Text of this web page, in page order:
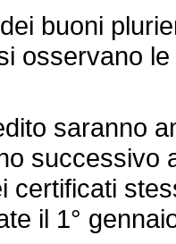
buoni
osservano
saranno
certificati
il 1°